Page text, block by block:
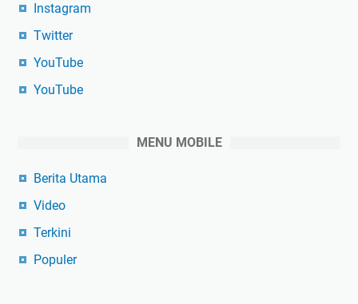
Instagram
Twitter
YouTube
YouTube
MENU MOBILE
Berita Utama
Video
Terkini
Populer